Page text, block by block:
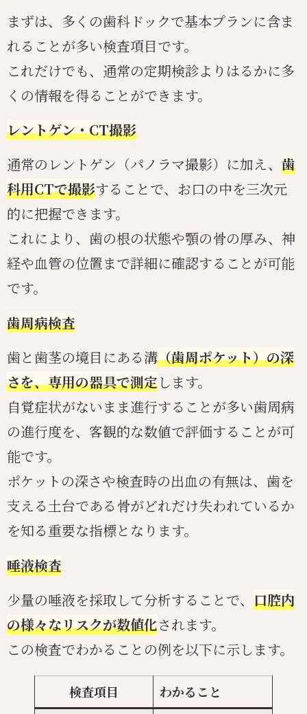
まずは、多くの歯科ドックで基本プランに含ま
れることが多い検査項目です。
これだけでも、通常の定期検診よりはるかに多
くの情報を得ることができます。
レントゲン・CT撮影
通常のレントゲン（パノラマ撮影）に加え、 歯
科用CTで撮影することで、お口の中を三次元
的に把握できます。
これにより、歯の根の状態や顎の骨の厚み、神
経や血管の位置まで詳細に確認することが可能
です。
歯周病検査
歯と歯茎の境目にある溝（歯周ポケット）の深
さを、専用の器具で測定します。
自覚症状がないまま進行することが多い歯周病
の進行度を、客観的な数値で評価することが可
能です。
ポケットの深さや検査時の出血の有無は、歯を
支える土台である骨がどれだけ失われているか
を知る重要な指標となります。
唾液検査
少量の唾液を採取して分析することで、 口腔内
の様々なリスクが数値化されます。
この検査でわかることの例を以下に示します。
検査項目
わかること